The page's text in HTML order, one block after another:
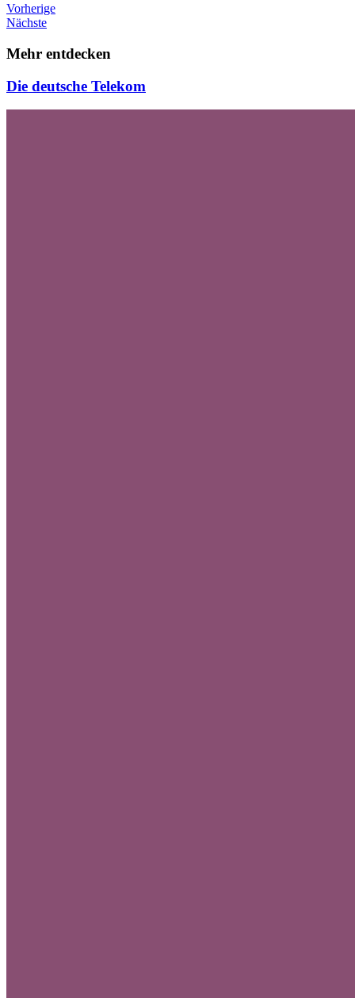
Beitragsnavigation
Vorheriger
Beitrag
Vorherige
Nächster
Nächste
Mehr entdecken
Die deutsche Telekom